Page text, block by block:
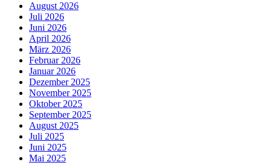
August 2026
Juli 2026
Juni 2026
April 2026
März 2026
Februar 2026
Januar 2026
Dezember 2025
November 2025
Oktober 2025
September 2025
August 2025
Juli 2025
Juni 2025
Mai 2025